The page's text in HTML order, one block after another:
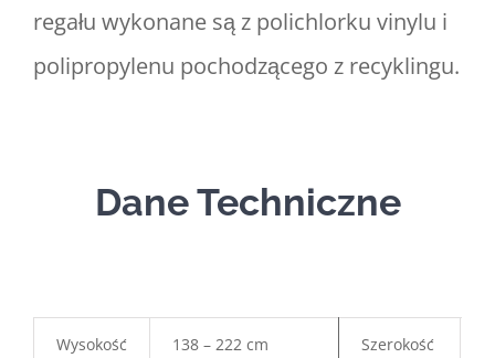
regału wykonane są z polichlorku vinylu i
polipropylenu pochodzącego z recyklingu.
Dane Techniczne
Wysokość 138 – 222 cm Szerokość